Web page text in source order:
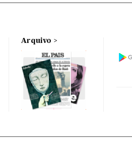
Arquivo